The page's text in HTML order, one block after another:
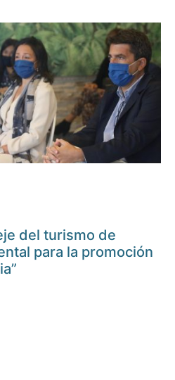
del turismo de
para la promoción